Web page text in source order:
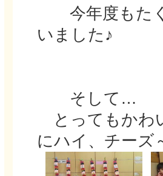
今年度もたく
いました♪
そして…
とってもかわ
にハイ、チーズ